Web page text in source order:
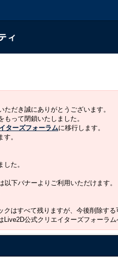
だき誠にありがとうございます。
って閉鎖いたしました。
ターズフォーラムに移行します。
。
た。
下バナーよりご利用いただけます。
はすべて残りますが、今後削除す
公式クリエイターズフォーラム